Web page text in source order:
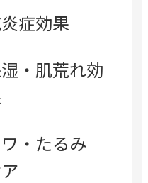
症効果
・肌荒れ効
・たるみ